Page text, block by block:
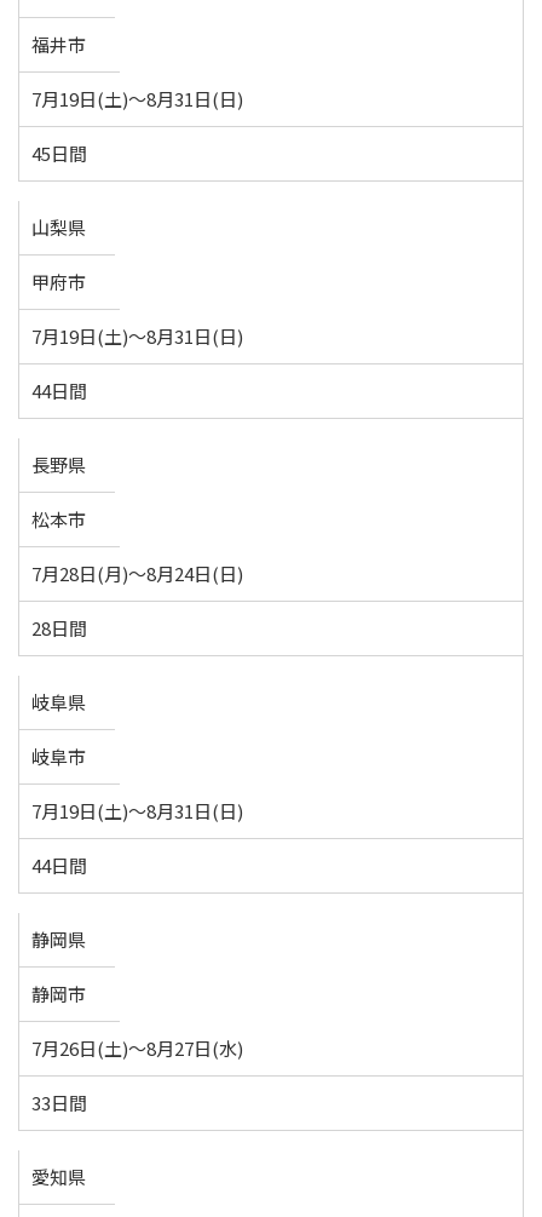
福井市
7月19日(土)～8月31日(日)
45日間
山梨県
甲府市
7月19日(土)～8月31日(日)
44日間
長野県
松本市
7月28日(月)～8月24日(日)
28日間
岐阜県
岐阜市
7月19日(土)～8月31日(日)
44日間
静岡県
静岡市
7月26日(土)～8月27日(水)
33日間
愛知県